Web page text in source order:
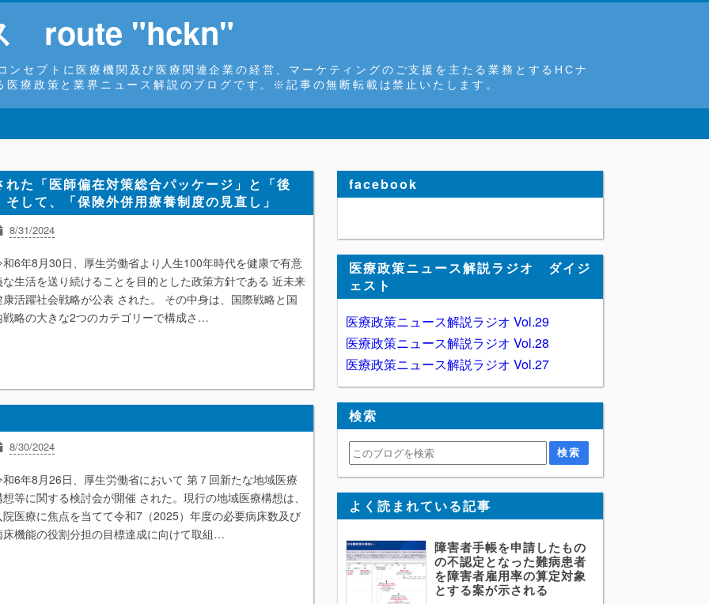
route "hckn"
ンセプトに医療機関及び医療関連企業の経営、マーケティングのご支援を主たる業務とするHCナ
療政策と業界ニュース解説のブログです。※記事の無断転載は禁止いたします。
た「医師偏在対策総合パッケージ」と「後
して、「保険外併用療養制度の見直し」
8/31/2024
師 経営 在宅医療 統計 働き方改革 慢性期 薬価制度
和6年8月30日、厚生労働省より人生100年時代を健康で有意
な生活を送り続けることを目的とした政策方針である 近未来
康活躍社会戦略が公表 された。 その中身は、国際戦略と国
戦略の大きな2つのカテゴリーで構成さ…
8/30/2024
和6年8月26日、厚生労働省において 第７回新たな地域医療
等に関する検討会が開催 された。現行の地域医療構想は、
院医療に焦点を当てて令和7（2025）年度の必要病床数及び
床機能の役割分担の目標達成に向けて取組…
facebook
医療政策ニュース解説ラジオ ダイジ
ェスト
医療政策ニュース解説ラジオ Vol.29
医療政策ニュース解説ラジオ Vol.28
医療政策ニュース解説ラジオ Vol.27
検索
よく読まれている記事
障害者手帳を申請したもの
の不認定となった難病患者
を障害者雇用率の算定対象
とする案が示される